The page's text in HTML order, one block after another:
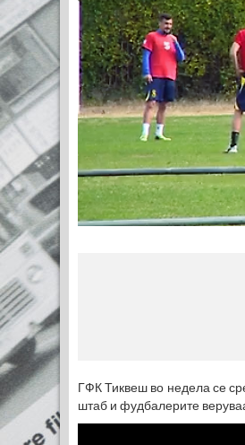
ГФК Тиквеш во недела се
штаб и фудбалерите